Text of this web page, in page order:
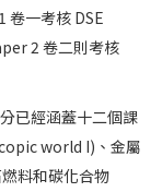
一考核 DSE
2 卷二則考核
已經涵蓋十二個課
world I)、金屬
料和碳化合物